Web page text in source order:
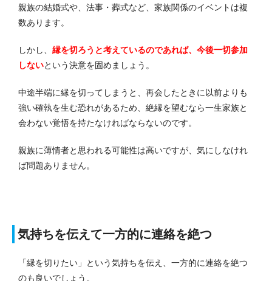
親族の結婚式や、法事・葬式など、家族関係のイベントは複
数あります。
しかし、 縁を切ろうと考えているのであれば、今後一切参加
しないという決意を固めましょう。
中途半端に縁を切ってしまうと、再会したときに以前よりも
強い確執を生む恐れがあるため、絶縁を望むなら一生家族と
会わない覚悟を持たなければならないのです。
親族に薄情者と思われる可能性は高いですが、気にしなけれ
ば問題ありません。
気持ちを伝えて一方的に連絡を絶つ
「縁を切りたい」という気持ちを伝え、一方的に連絡を絶つ
のも良いでしょう。